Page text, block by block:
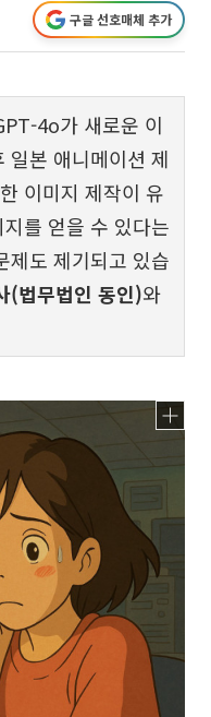
구글 선호매체 추가
4o가 새로운 이
일본 애니메이션 제
이미지 제작이 유
를 얻을 수 있다는
제도 제기되고 있습
(법무법인 동인)와